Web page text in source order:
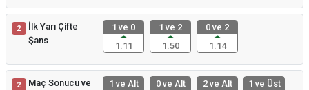
2
İlk Yarı Çifte
Şans
1 ve 0
1.11
1 ve 2
1.50
0 ve 2
1.14
2
Maç Sonucu ve
1 ve Alt
0 ve Alt
2 ve Alt
1 ve Üst